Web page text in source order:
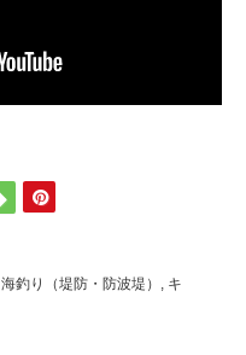
海釣り（堤防・防波堤） , キ